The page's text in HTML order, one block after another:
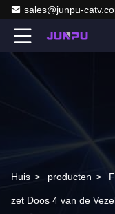
sales@junpu-
Huis > producten >
zet Doos 4 van de